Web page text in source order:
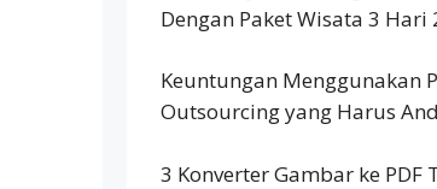
Dengan Paket Wisata 3 Hari
Keuntungan Menggunakan
Outsourcing yang Harus
3 Konverter Gambar ke PDF